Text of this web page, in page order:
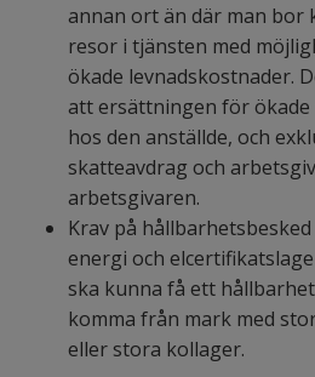
annan ort än där man bor
resor i tjänsten med
ökade levnadskostnader.
att ersättningen för
hos den anställde, och
skatteavdrag och
arbetsgivaren.
Krav på
energi och
ska kunna få ett
komma från mark med
eller stora kollager.